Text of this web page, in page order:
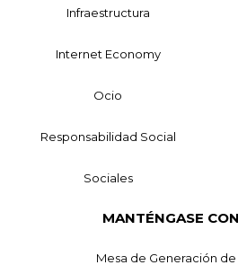
Infraestructura
Internet Economy
Ocio
Responsabilidad Social
Sociales
MANTÉNGASE
Mesa de Generación